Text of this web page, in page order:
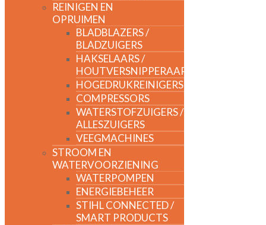
REINIGEN EN
OPRUIMEN
BLADBLAZERS /
BLADZUIGERS
HAKSELAARS /
HOUTVERSNIPPERAARS
HOGEDRUKREINIGERS
COMPRESSORS
WATERSTOFZUIGERS /
ALLESZUIGERS
VEEGMACHINES
STROOM EN
WATERVOORZIENING
WATERPOMPEN
ENERGIEBEHEER
STIHL CONNECTED /
SMART PRODUCTS